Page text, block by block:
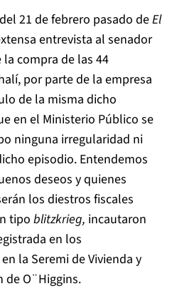
21 de febrero pasado deEl
entrevista al senador
compra de las 44
por parte de la empresa
de la misma dicho
en el Ministerio Público se
ninguna irregularidad ni
episodio. Entendemos
deseos y quienes
los diestros fiscales
tipo blitzkrieg, incautaron
en los
la Seremi de Vivienda y
de O¨Higgins.